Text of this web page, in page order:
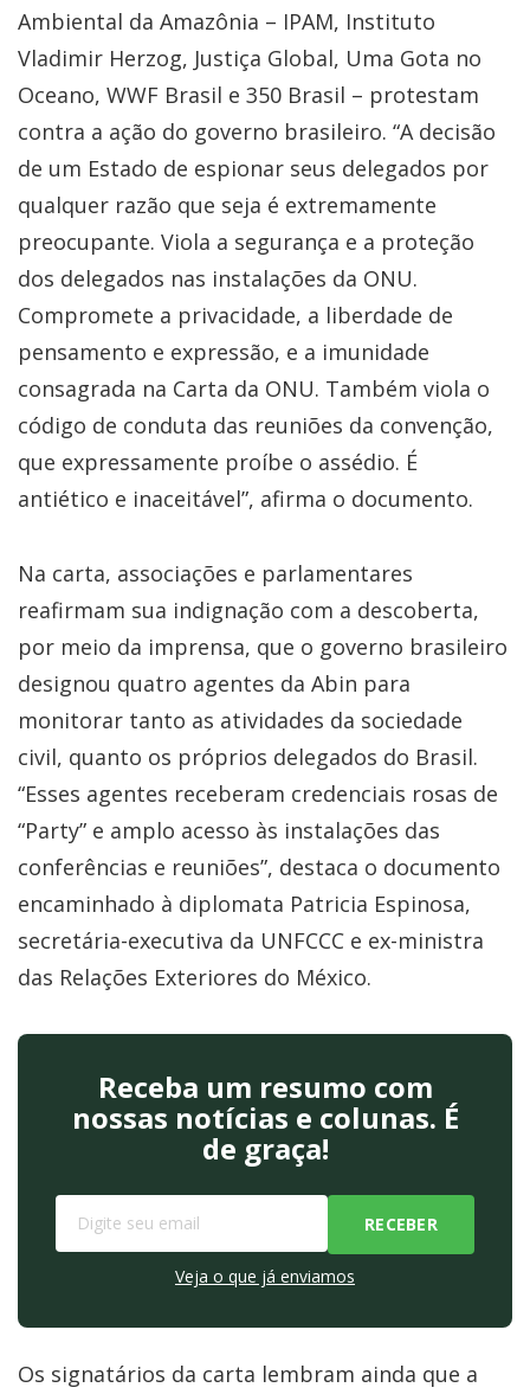
Ambiental da Amazônia – IPAM, Instituto
Vladimir Herzog, Justiça Global, Uma Gota no
Oceano, WWF Brasil e 350 Brasil – protestam
contra a ação do governo brasileiro. “A decisão
de um Estado de espionar seus delegados por
qualquer razão que seja é extremamente
preocupante. Viola a segurança e a proteção
dos delegados nas instalações da ONU.
Compromete a privacidade, a liberdade de
pensamento e expressão, e a imunidade
consagrada na Carta da ONU. Também viola o
código de conduta das reuniões da convenção,
que expressamente proíbe o assédio. É
antiético e inaceitável”, afirma o documento.
Na carta, associações e parlamentares
reafirmam sua indignação com a descoberta,
por meio da imprensa, que o governo brasileiro
designou quatro agentes da Abin para
monitorar tanto as atividades da sociedade
civil, quanto os próprios delegados do Brasil.
“Esses agentes receberam credenciais rosas de
“Party” e amplo acesso às instalações das
conferências e reuniões”, destaca o documento
encaminhado à diplomata Patricia Espinosa,
secretária-executiva da UNFCCC e ex-ministra
das Relações Exteriores do México.
Receba um resumo com
nossas notícias e colunas. É
de graça!
Veja o que já enviamos
Os signatários da carta lembram ainda que a